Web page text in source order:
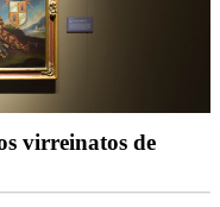
virreinatos de